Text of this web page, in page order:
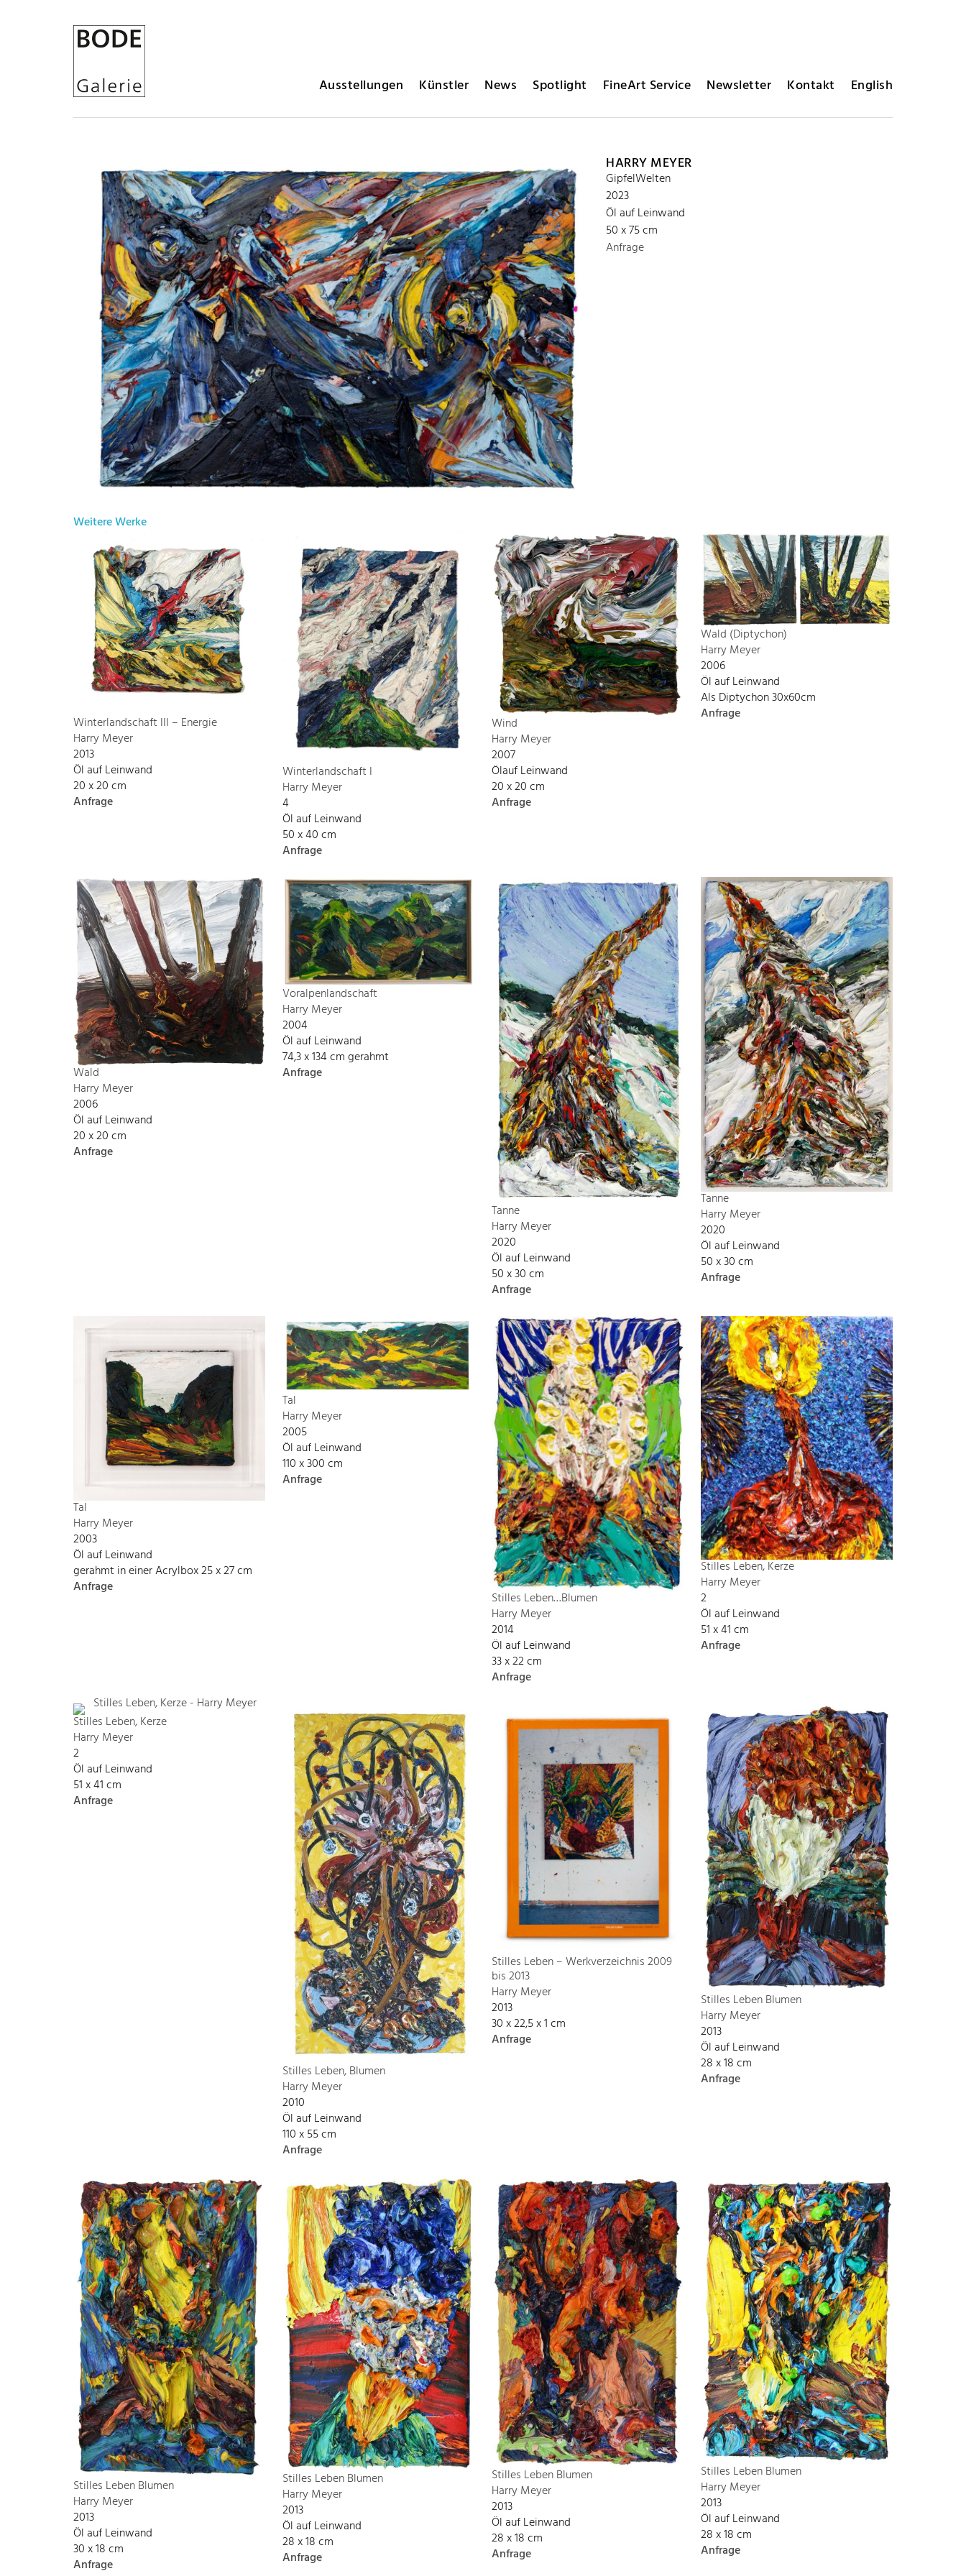
Ausstellungen Künstler News Spotlight FineArt Service Newsletter Kontakt English
HARRY MEYER
GipfelWelten
2023
Öl auf Leinwand
50 x 75 cm
Anfrage
Weitere Werke
Winterlandschaft III – Energie
Harry Meyer
2013
Öl auf Leinwand
20 x 20 cm
Anfrage
Winterlandschaft I
Harry Meyer
4
Öl auf Leinwand
50 x 40 cm
Anfrage
Wind
Harry Meyer
2007
Ölauf Leinwand
20 x 20 cm
Anfrage
Wald (Diptychon)
Harry Meyer
2006
Öl auf Leinwand
Als Diptychon 30x60cm
Anfrage
Wald
Harry Meyer
2006
Öl auf Leinwand
20 x 20 cm
Anfrage
Voralpenlandschaft
Harry Meyer
2004
Öl auf Leinwand
74,3 x 134 cm gerahmt
Anfrage
Tanne
Harry Meyer
2020
Öl auf Leinwand
50 x 30 cm
Anfrage
Tanne
Harry Meyer
2020
Öl auf Leinwand
50 x 30 cm
Anfrage
Tal
Harry Meyer
2003
Öl auf Leinwand
gerahmt in einer Acrylbox 25 x 27 cm
Anfrage
Tal
Harry Meyer
2005
Öl auf Leinwand
110 x 300 cm
Anfrage
Stilles Leben…Blumen
Harry Meyer
2014
Öl auf Leinwand
33 x 22 cm
Anfrage
Stilles Leben, Kerze
Harry Meyer
2
Öl auf Leinwand
51 x 41 cm
Anfrage
Stilles Leben, Kerze
Harry Meyer
2
Öl auf Leinwand
51 x 41 cm
Anfrage
Stilles Leben, Blumen
Harry Meyer
2010
Öl auf Leinwand
110 x 55 cm
Anfrage
Stilles Leben – Werkverzeichnis 2009
bis 2013
Harry Meyer
2013
30 x 22,5 x 1 cm
Anfrage
Stilles Leben Blumen
Harry Meyer
2013
Öl auf Leinwand
28 x 18 cm
Anfrage
Stilles Leben Blumen
Harry Meyer
2013
Öl auf Leinwand
30 x 18 cm
Anfrage
Stilles Leben Blumen
Harry Meyer
2013
Öl auf Leinwand
28 x 18 cm
Anfrage
Stilles Leben Blumen
Harry Meyer
2013
Öl auf Leinwand
28 x 18 cm
Anfrage
Stilles Leben Blumen
Harry Meyer
2013
Öl auf Leinwand
28 x 18 cm
Anfrage